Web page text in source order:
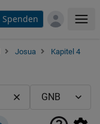
Spenden
Josua
Kapitel 4